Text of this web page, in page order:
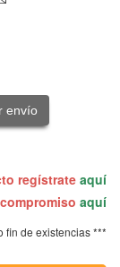
envío
regístrate aquí
aquí
fin de existencias ***